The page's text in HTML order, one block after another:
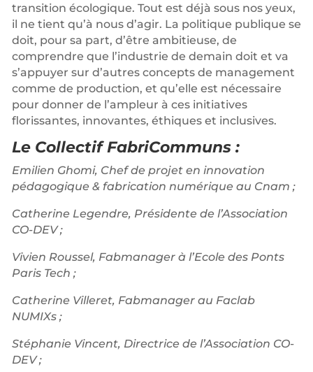
transition écologique. Tout est déjà sous nos yeux,
il ne tient qu’à nous d’agir. La politique publique se
doit, pour sa part, d’être ambitieuse, de
comprendre que l’industrie de demain doit et va
s’appuyer sur d’autres concepts de management
comme de production, et qu’elle est nécessaire
pour donner de l’ampleur à ces initiatives
florissantes, innovantes, éthiques et inclusives.
Le Collectif FabriCommuns :
Emilien Ghomi, Chef de projet en innovation
pédagogique & fabrication numérique au Cnam ;
Catherine Legendre, Présidente de l’Association
CO-DEV ;
Vivien Roussel, Fabmanager à l’Ecole des Ponts
Paris Tech ;
Catherine Villeret, Fabmanager au Faclab
NUMIXs ;
Stéphanie Vincent, Directrice de l’Association CO-
DEV ;